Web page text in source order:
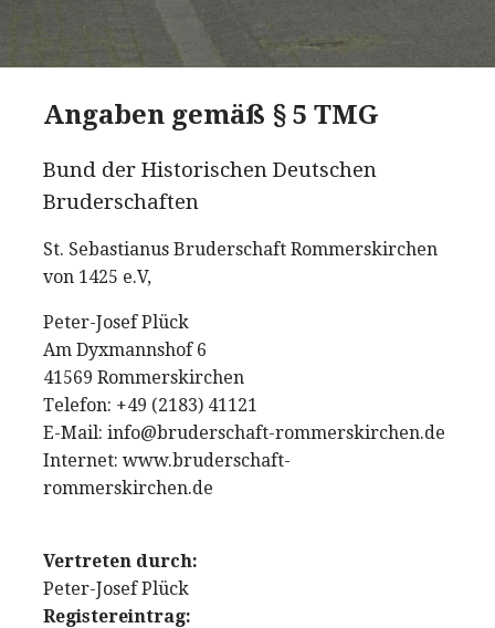
Angaben gemäß § 5 TMG
Bund der Historischen Deutschen
Bruderschaften
St. Sebastianus Bruderschaft Rommerskirchen
von 1425 e.V,
Peter-Josef Plück
Am Dyxmannshof 6
41569 Rommerskirchen
Telefon: +49 (2183) 41121
E-Mail: info@bruderschaft-rommerskirchen.de
Internet: www.bruderschaft-
rommerskirchen.de
Vertreten durch:
Peter-Josef Plück
Registereintrag: